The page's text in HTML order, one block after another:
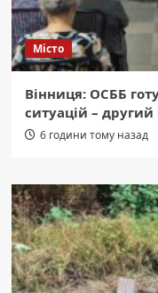
Місто
Вінниця: ОСББ
ситуацій –
6 години тому назад